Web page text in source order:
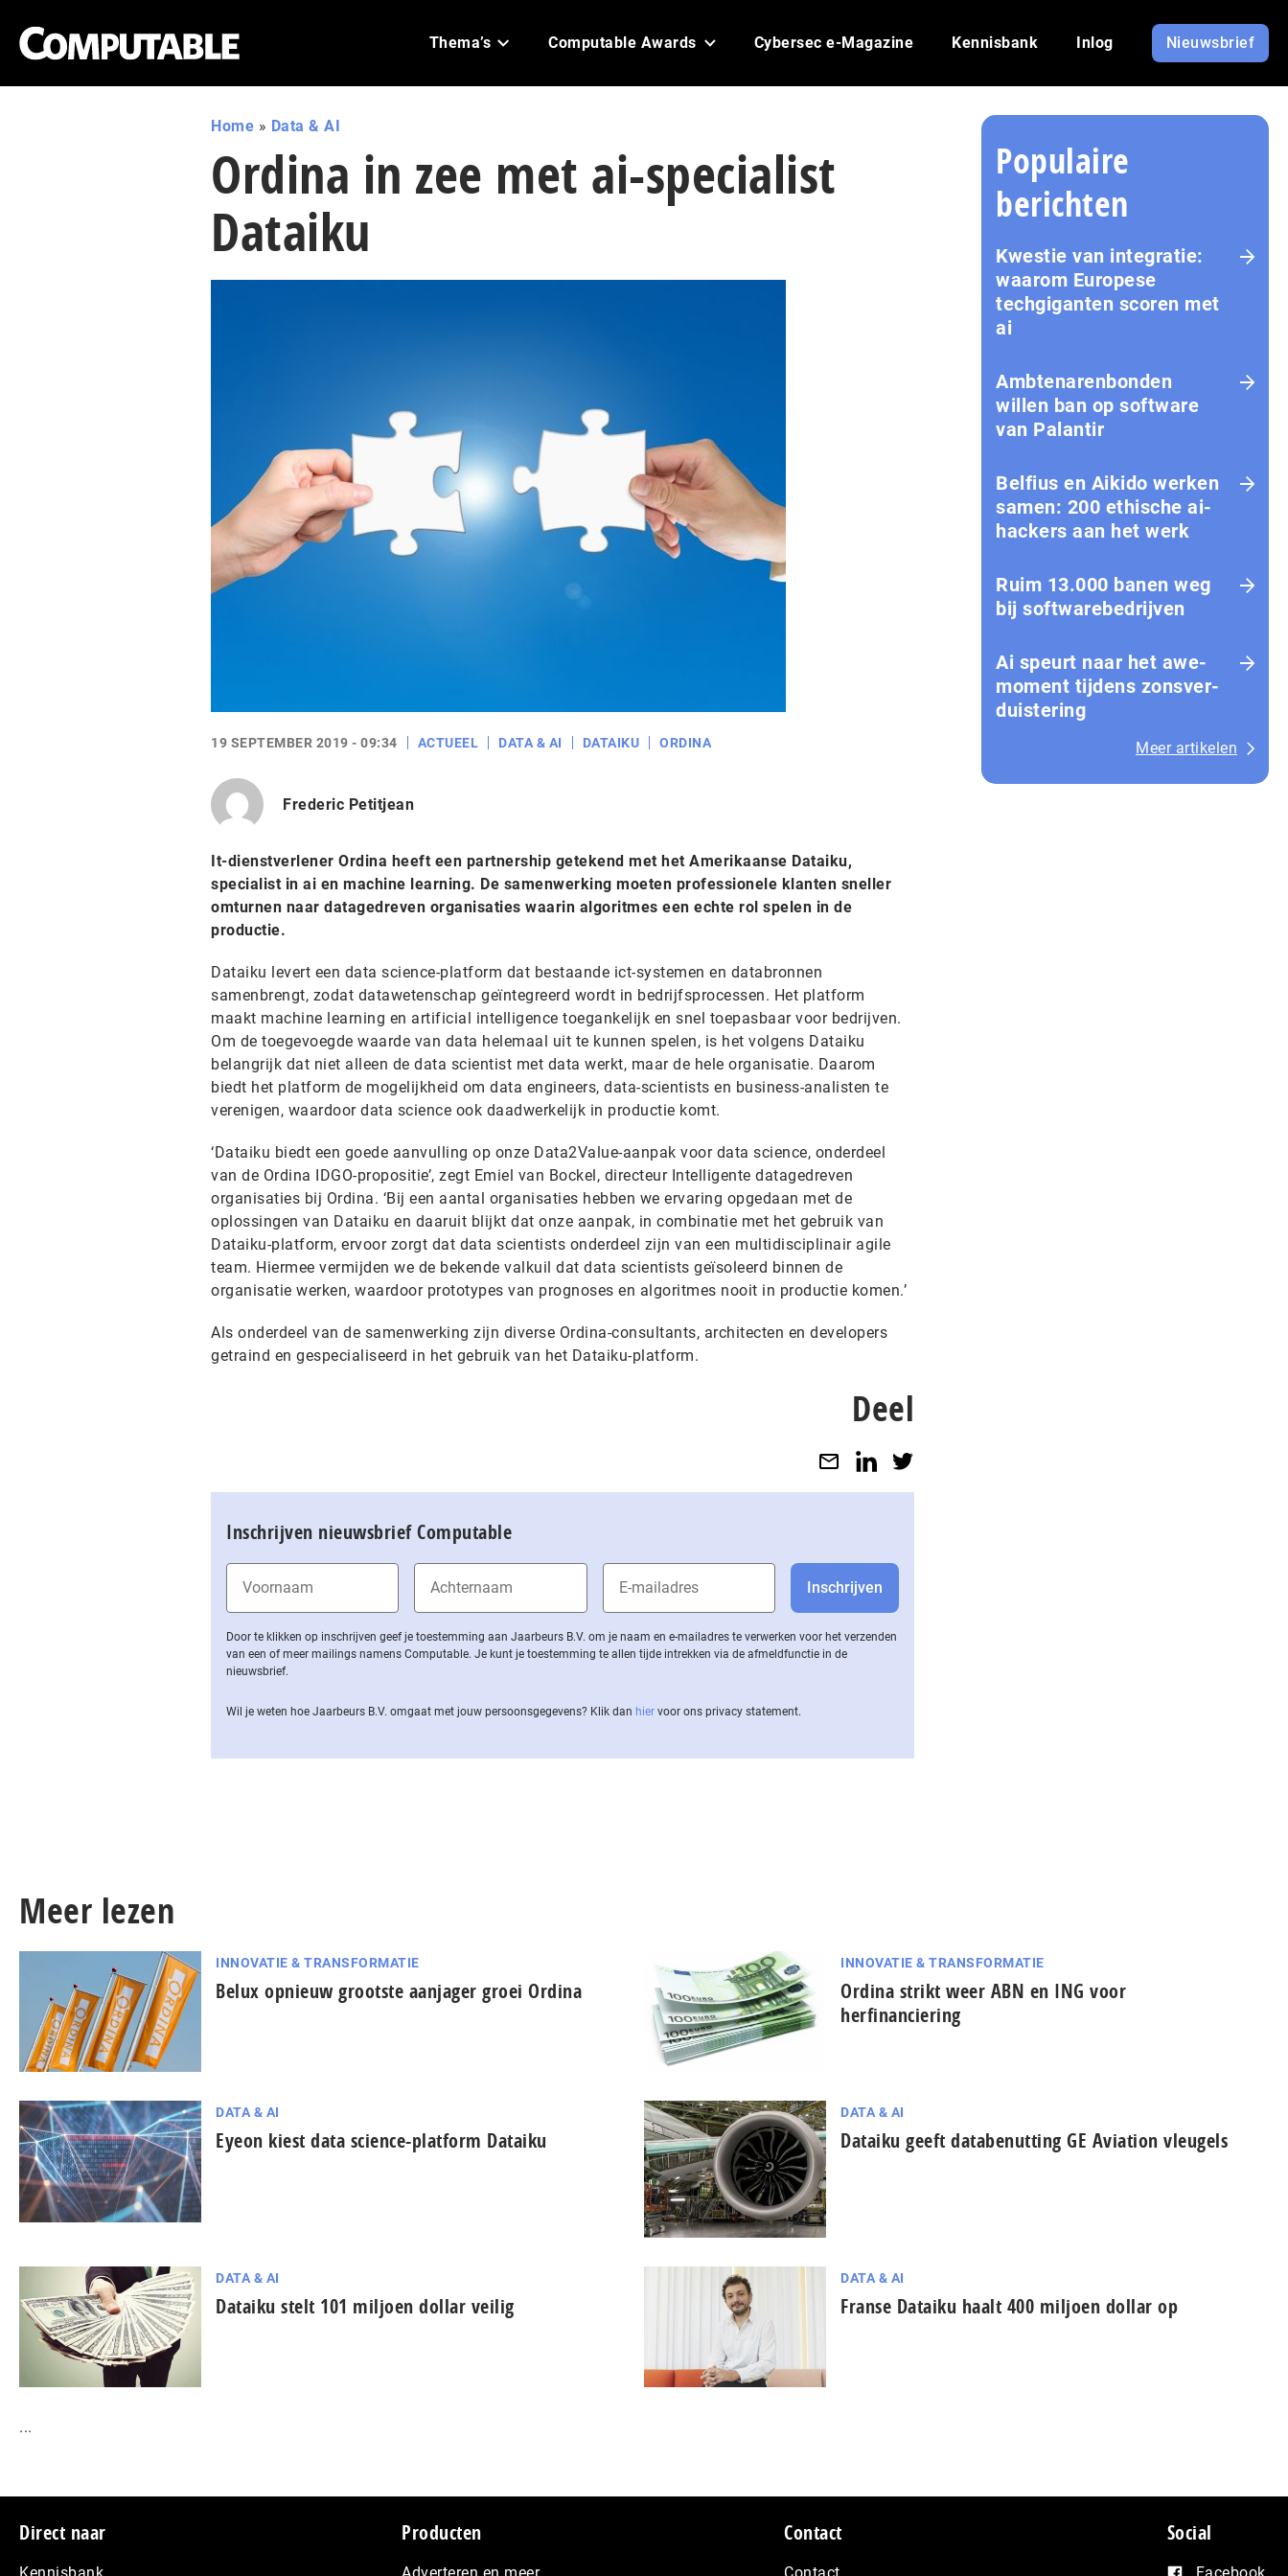
Thema’s Computable Awards Cybersec e-Magazine Kennisbank Inlog Nieuwsbrief
Home » Data & AI
Ordina in zee met ai-specialist
Dataiku
19 SEPTEMBER 2019 - 09:34 ACTUEEL DATA & AI DATAIKU ORDINA
Frederic Petitjean
It-dienstverlener Ordina heeft een partnership getekend met het Amerikaanse Dataiku,
specialist in ai en machine learning. De samenwerking moeten professionele klanten sneller
omturnen naar datagedreven organisaties waarin algoritmes een echte rol spelen in de
productie.
Dataiku levert een data science-platform dat bestaande ict-systemen en databronnen
samenbrengt, zodat datawetenschap geïntegreerd wordt in bedrijfsprocessen. Het platform
maakt machine learning en artificial intelligence toegankelijk en snel toepasbaar voor bedrijven.
Om de toegevoegde waarde van data helemaal uit te kunnen spelen, is het volgens Dataiku
belangrijk dat niet alleen de data scientist met data werkt, maar de hele organisatie. Daarom
biedt het platform de mogelijkheid om data engineers, data-scientists en business-analisten te
verenigen, waardoor data science ook daadwerkelijk in productie komt.
‘Dataiku biedt een goede aanvulling op onze Data2Value-aanpak voor data science, onderdeel
van de Ordina IDGO-propositie’, zegt Emiel van Bockel, directeur Intelligente datagedreven
organisaties bij Ordina. ‘Bij een aantal organisaties hebben we ervaring opgedaan met de
oplossingen van Dataiku en daaruit blijkt dat onze aanpak, in combinatie met het gebruik van
Dataiku-platform, ervoor zorgt dat data scientists onderdeel zijn van een multidisciplinair agile
team. Hiermee vermijden we de bekende valkuil dat data scientists geïsoleerd binnen de
organisatie werken, waardoor prototypes van prognoses en algoritmes nooit in productie komen.’
Als onderdeel van de samenwerking zijn diverse Ordina-consultants, architecten en developers
getraind en gespecialiseerd in het gebruik van het Dataiku-platform.
Deel
Inschrijven nieuwsbrief Computable
Door te klikken op inschrijven geef je toestemming aan Jaarbeurs B.V. om je naam en e-mailadres te verwerken voor het verzenden
van een of meer mailings namens Computable. Je kunt je toestemming te allen tijde intrekken via de af­meld­func­tie in de
nieuwsbrief.
Wil je weten hoe Jaarbeurs B.V. omgaat met jouw per­soons­ge­ge­vens? Klik dan hier voor ons privacy statement.
Populaire
berichten
Kwestie van integratie:
waarom Europese
techgiganten scoren met
ai
Amb­te­na­ren­bon­den
willen ban op software
van Palantir
Belfius en Aikido werken
samen: 200 ethische ai-
hackers aan het werk
Ruim 13.000 banen weg
bij softwarebedrijven
Ai speurt naar het awe-
moment tijdens zons­ver­
duis­te­ring
Meer artikelen
Meer lezen
INNOVATIE & TRANSFORMATIE
Belux opnieuw grootste aanjager groei Ordina
INNOVATIE & TRANSFORMATIE
Ordina strikt weer ABN en ING voor
herfinanciering
DATA & AI
Eyeon kiest data science-platform Dataiku
DATA & AI
Dataiku geeft databenutting GE Aviation vleugels
DATA & AI
Dataiku stelt 101 miljoen dollar veilig
DATA & AI
Franse Dataiku haalt 400 miljoen dollar op
...
Footer
Direct naar Producten Contact Social